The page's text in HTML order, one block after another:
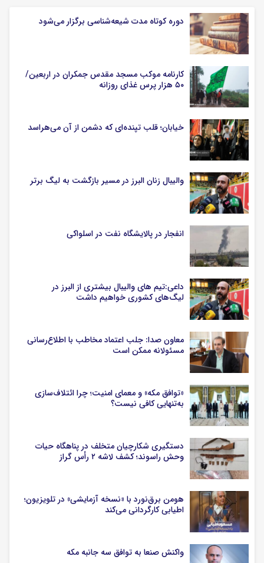
دوره کوتاه مدت شیعه‌شناسی برگزار می‌شود
کارنامه موکب مسجد مقدس جمکران در اربعین/
۵۰ هزار پرس غذای روزانه
خیابان؛ قلب تپنده‌ای که دشمن از آن می‌هراسد
والیبال زنان البرز در مسیر بازگشت به لیگ برتر
انفجار در پالایشگاه نفت در اسلواکی
داعی:تیم های والیبال بیشتری از البرز در
لیگ‌های کشوری خواهیم داشت
معاون صدا: جلب اعتماد مخاطب با اطلاع‌رسانی
مسئولانه ممکن است
«توافق مکه» و معمای امنیت؛ چرا ائتلاف‌سازی
به‌تنهایی کافی نیست؟
دستگیری شکارچیان متخلف در پناهگاه حیات
وحش راسوند؛ کشف لاشه ۲ رأس گراز
هومن برق‌نورد با «نسخه آزمایشی» در تلویزیون؛
اطیابی کارگردانی می‌کند
واکنش صنعا به توافق سه جانبه مکه